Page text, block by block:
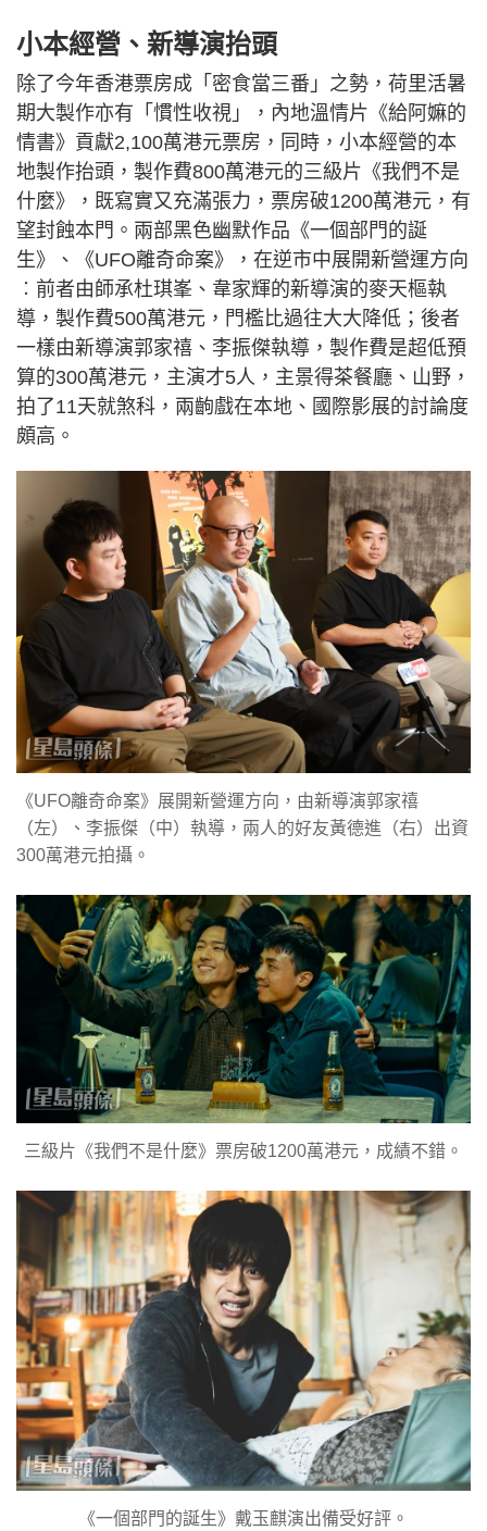
小本經營、新導演抬頭
除了今年香港票房成「密食當三番」之勢，荷里活暑
期大製作亦有「慣性收視」，內地溫情片《給阿嫲的
情書》貢獻2,100萬港元票房，同時，小本經營的本
地製作抬頭，製作費800萬港元的三級片《我們不是
什麼》，既寫實又充滿張力，票房破1200萬港元，有
望封蝕本門。兩部黑色幽默作品《一個部門的誕
生》、《UFO離奇命案》，在逆市中展開新營運方向
︰前者由師承杜琪峯、韋家輝的新導演的麥天樞執
導，製作費500萬港元，門檻比過往大大降低；後者
一樣由新導演郭家禧、李振傑執導，製作費是超低預
算的300萬港元，主演才5人，主景得茶餐廳、山野，
拍了11天就煞科，兩齣戲在本地、國際影展的討論度
頗高。
《UFO離奇命案》展開新營運方向，由新導演郭家禧
（左）、李振傑（中）執導，兩人的好友黃德進（右）出資
300萬港元拍攝。
三級片《我們不是什麼》票房破1200萬港元，成績不錯。
《一個部門的誕生》戴玉麒演出備受好評。